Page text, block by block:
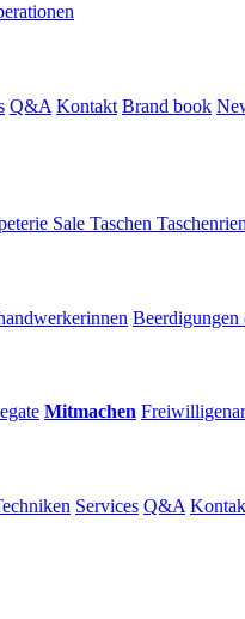
Q&A Kontakt Brand book
Sale Taschen
Beerdigungen
Mitmachen
Services Q&A